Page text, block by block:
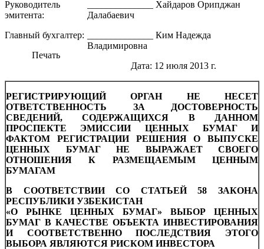
Руководитель
эмитента:
Главный бухгалтер:
Печать
______________ Хайдаров Орипджан
Далабаевич
______________ Ким Надежда
Владимировна
Дата: 12 июля 2013 г.
РЕГИСТРИРУЮЩИЙ ОРГАН НЕ НЕСЕТ
ОТВЕТСТВЕННОСТЬ ЗА ДОСТОВЕРНОСТЬ
СВЕДЕНИЙ, СОДЕРЖАЩИХСЯ В ДАННОМ
ПРОСПЕКТЕ ЭМИССИИ ЦЕННЫХ БУМАГ И
ФАКТОМ РЕГИСТРАЦИИ РЕШЕНИЯ О ВЫПУСКЕ
ЦЕННЫХ БУМАГ НЕ ВЫРАЖАЕТ СВОЕГО
ОТНОШЕНИЯ К РАЗМЕЩАЕМЫМ ЦЕННЫМ
БУМАГАМ
В СООТВЕТСТВИИ СО СТАТЬЕЙ 58 ЗАКОНА
РЕСПУБЛИКИ УЗБЕКИСТАН
«О РЫНКЕ ЦЕННЫХ БУМАГ» ВЫБОР ЦЕННЫХ
БУМАГ В КАЧЕСТВЕ ОБЪЕКТА ИНВЕСТИРОВАНИЯ
И СООТВЕТСТВЕННО ПОСЛЕДСТВИЯ ЭТОГО
ВЫБОРА ЯВЛЯЮТСЯ РИСКОМ ИНВЕСТОРА